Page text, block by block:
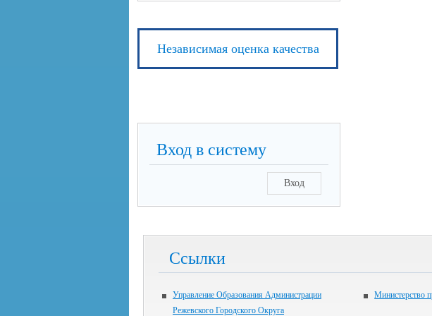
Независимая оценка качества
Вход в систему
Вход
Ссылки
Управление Образования Администрации
Режевского Городского Округа
Министерство